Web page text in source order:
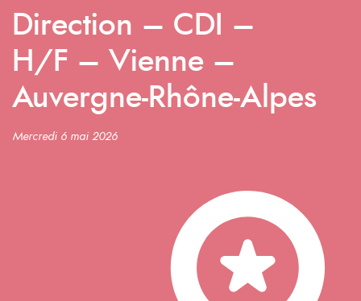
Direction – CDI –
H/F – Vienne –
Auvergne-Rhône-Alpes
Mercredi 6 mai 2026